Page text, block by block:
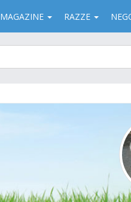
MAGAZINE RAZZE